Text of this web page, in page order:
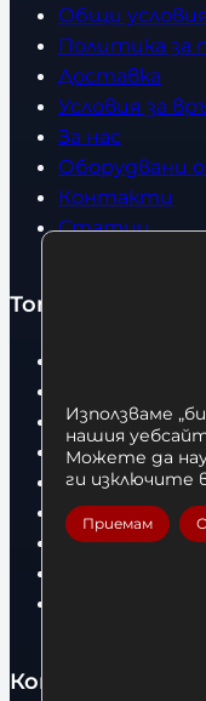
Общи условия
Политика за
Доставка
Условия за
За нас
Оборудвани
Контакти
Статии
Топ категории
Боксови
Дрехи
Детски дрехи
Суичъри
Фитнес
Контакти
Използваме
нашия
Можете да
ги изключите
Приемам